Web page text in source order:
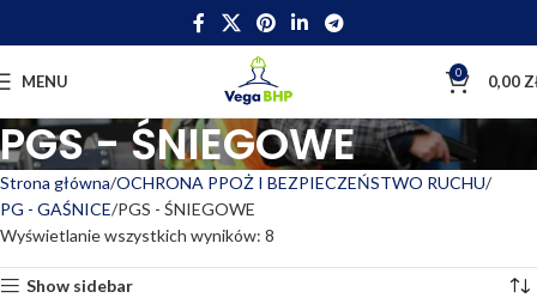
MENU 0 0,00
PGS - ŚNIEGOWE
Strona główna OCHRONA PPOŻ I BEZPIECZEŃSTWO RUCHU
PG - GAŚNICE PGS - ŚNIEGOWE
Wyświetlanie wszystkich wyników: 8
Show sidebar